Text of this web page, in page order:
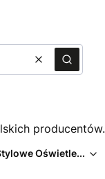
WyczyśćSzukaj
producentów.
Oświetle...